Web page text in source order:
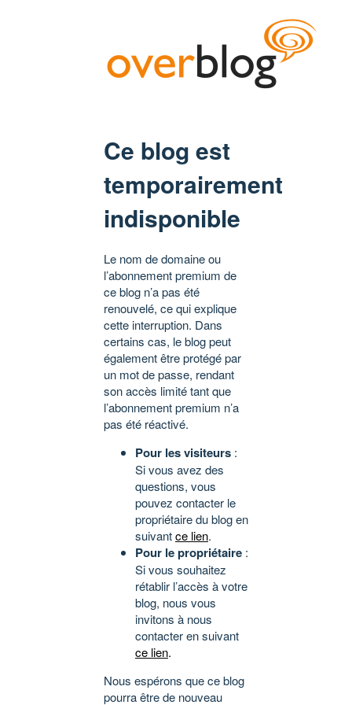
Ce blog est
temporairement
indisponible
Le nom de domaine ou
l’abonnement premium de
ce blog n’a pas été
renouvelé, ce qui explique
cette interruption. Dans
certains cas, le blog peut
également être protégé par
un mot de passe, rendant
son accès limité tant que
l’abonnement premium n’a
pas été réactivé.
Pour les visiteurs :
Si vous avez des
questions, vous
pouvez contacter le
propriétaire du blog en
suivantce lien.
Pour le propriétaire :
Si vous souhaitez
rétablir l’accès à votre
blog, nous vous
invitons à nous
contacter en suivant
ce lien.
Nous espérons que ce blog
pourra être de nouveau